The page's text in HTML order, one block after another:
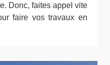
Donc, faites appel vite
faire vos travaux en